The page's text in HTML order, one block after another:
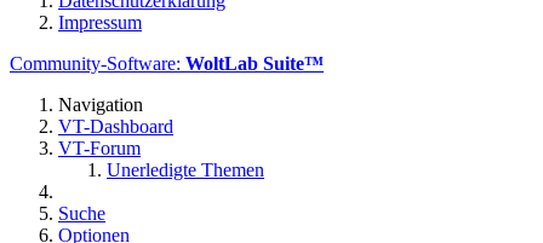
Impressum
Community-Software: WoltLab Suite™
Navigation
VT-Dashboard
VT-Forum
Unerledigte Themen
Suche
Optionen